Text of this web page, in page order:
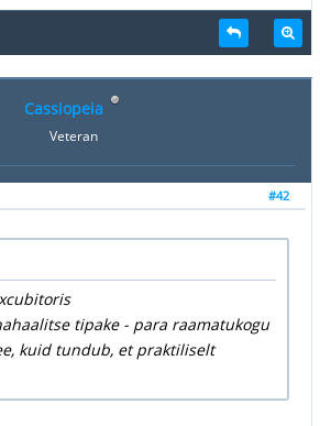
Cassiopeia
Veteran
#42
tipake - para raamatukogu
kuid tundub, et praktiliselt